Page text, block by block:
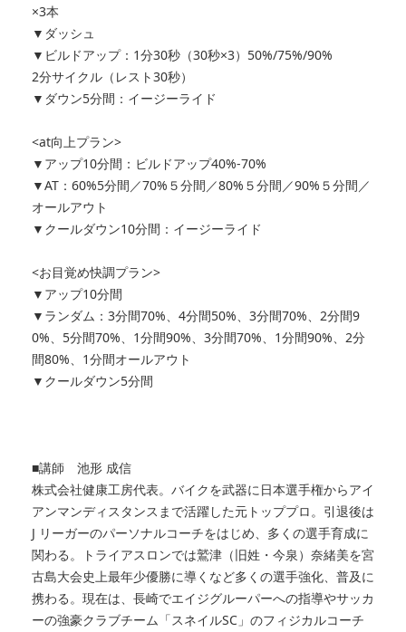
×3本
▼ダッシュ
▼ビルドアップ：1分30秒（30秒×3）50%/75%/90%
2分サイクル（レスト30秒）
▼ダウン5分間：イージーライド
<at向上プラン>
▼アップ10分間：ビルドアップ40%-70%
▼AT：60%5分間／70%５分間／80%５分間／90%５分間／
オールアウト
▼クールダウン10分間：イージーライド
<お目覚め快調プラン>
▼アップ10分間
▼ランダム：3分間70%、4分間50%、3分間70%、2分間9
0%、5分間70%、1分間90%、3分間70%、1分間90%、2分
間80%、1分間オールアウト
▼クールダウン5分間
■講師 池形 成信
株式会社健康工房代表。バイクを武器に日本選手権からアイ
アンマンディスタンスまで活躍した元トッププロ。引退後は
J リーガーのパーソナルコーチをはじめ、多くの選手育成に
関わる。トライアスロンでは鷲津（旧姓・今泉）奈緒美を宮
古島大会史上最年少優勝に導くなど多くの選手強化、普及に
携わる。現在は、長崎でエイジグルーパーへの指導やサッカ
ーの強豪クラブチーム「スネイルSC」のフィジカルコーチ